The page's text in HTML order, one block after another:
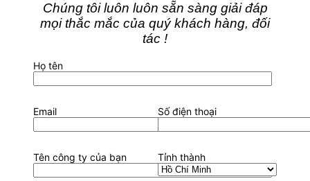
Chúng tôi luôn luôn sẵn sàng giải đáp
mọi thắc mắc của quý khách hàng, đối
tác !
Họ tên
Email Số điện thoại
Tên công ty của bạn Tỉnh thành